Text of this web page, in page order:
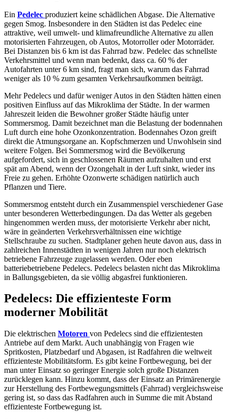
Ein Pedelec produziert keine schädlichen Abgase. Die Alternative
gegen Smog. Insbesondere in den Städten ist das Pedelec eine
attraktive, weil umwelt- und klimafreundliche Alternative zu allen
motorisierten Fahrzeugen, ob Autos, Motorroller oder Motorräder.
Bei Distanzen bis 6 km ist das Fahrrad bzw. Pedelec das schnellste
Verkehrsmittel und wenn man bedenkt, dass ca. 60 % der
Autofahrten unter 6 km sind, fragt man sich, warum das Fahrrad
weniger als 10 % zum gesamten Verkehrsaufkommen beiträgt.
Mehr Pedelecs und dafür weniger Autos in den Städten hätten einen
positiven Einfluss auf das Mikroklima der Städte. In der warmen
Jahreszeit leiden die Bewohner großer Städte häufig unter
Sommersmog. Damit bezeichnet man die Belastung der bodennahen
Luft durch eine hohe Ozonkonzentration. Bodennahes Ozon greift
direkt die Atmungsorgane an. Kopfschmerzen und Unwohlsein sind
weitere Folgen. Bei Sommersmog wird die Bevölkerung
aufgefordert, sich in geschlossenen Räumen aufzuhalten und erst
spät am Abend, wenn der Ozongehalt in der Luft sinkt, wieder ins
Freie zu gehen. Erhöhte Ozonwerte schädigen natürlich auch
Pflanzen und Tiere.
Sommersmog entsteht durch ein Zusammenspiel verschiedener Gase
unter besonderen Wetterbedingungen. Da das Wetter als gegeben
hingenommen werden muss, der motorisierte Verkehr aber nicht,
wäre in geänderten Verkehrsverhältnissen eine wichtige
Stellschraube zu suchen. Stadtplaner gehen heute davon aus, dass in
zahlreichen Innenstädten in wenigen Jahren nur noch elektrisch
betriebene Fahrzeuge zugelassen werden. Oder eben
batteriebetriebene Pedelecs. Pedelecs belasten nicht das Mikroklima
in Ballungsgebieten, da sie völlig abgasfrei funktionieren.
Pedelecs: Die effizienteste Form
moderner Mobilität
Die elektrischen Motoren von Pedelecs sind die effizientesten
Antriebe auf dem Markt. Auch unabhängig von Fragen wie
Spritkosten, Platzbedarf und Abgasen, ist Radfahren die weltweit
effizienteste Mobilitätsform. Es gibt keine Fortbewegung, bei der
man unter Einsatz so geringer Energie solch große Distanzen
zurücklegen kann. Hinzu kommt, dass der Einsatz an Primärenergie
zur Herstellung des Fortbewegungsmittels (Fahrrad) vergleichsweise
gering ist, so dass das Radfahren auch in Summe die mit Abstand
effizienteste Fortbewegung ist.